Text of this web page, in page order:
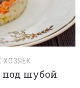
под шубой